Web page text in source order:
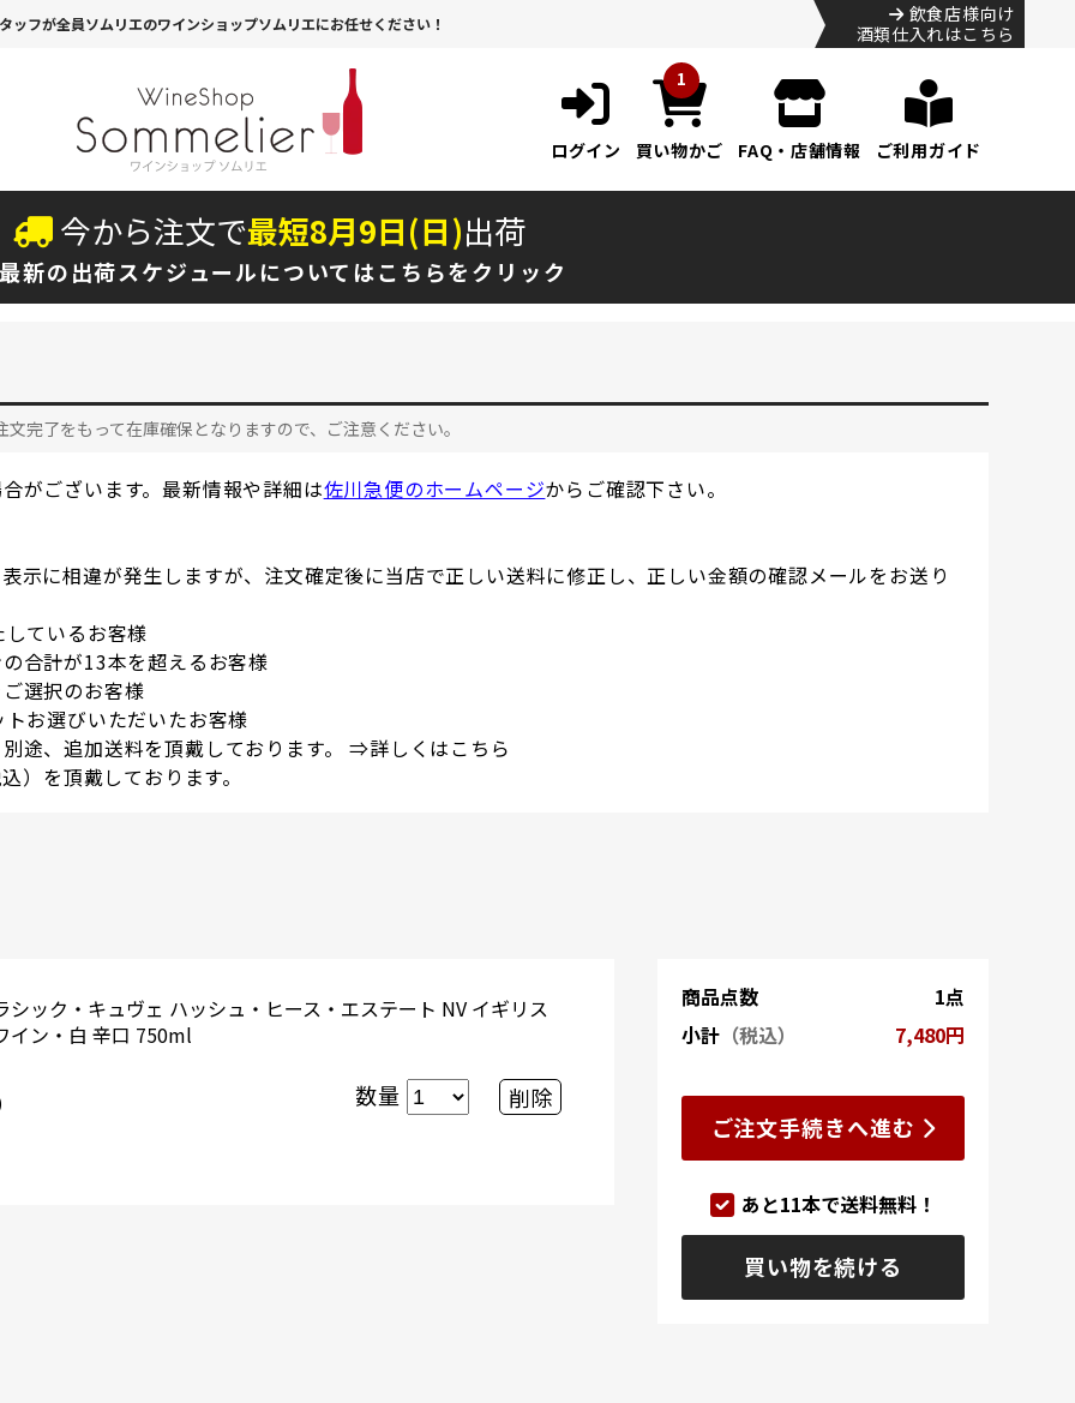
ッフが全員ソムリエのワインショップソムリエにお任せください！
飲食店様向け
酒類仕入れはこちら
ログイン
1
買い物かご FAQ・店舗情報 ご利用ガイド
今から注文で最短8月9日(日)出荷
新の出荷スケジュールについてはこちらをクリック
完了をもって在庫確保となりますので、ご注意ください。
がございます。最新情報や詳細は佐川急便のホームページからご確認下さい。
示に相違が発生しますが、注文確定後に当店で正しい送料に修正し、正しい金額の確認メールをお送り
ているお客様
合計が13本を超えるお客様
選択のお客様
お選びいただいたお客様
途、追加送料を頂戴しております。 ⇒詳しくはこちら
）を頂戴しております。
ク・キュヴェ ハッシュ・ヒース・エステート NV イギリス
イン・白 辛口 750ml
数量 削除
商品点数
1点
小計 （税込） 7,480円
ご注文手続きへ進む
あと11本で送料無料！
買い物を続ける